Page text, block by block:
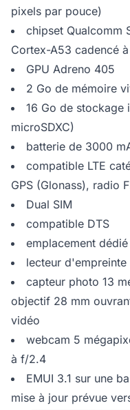
pixels par pouce)
chipset Qualcomm
Cortex-A53 cadencé à
GPU Adreno 405
2 Go de mémoire
16 Go de stockage
microSDXC)
batterie de 3000
compatible LTE
GPS (Glonass), radio
Dual SIM
compatible DTS
emplacement
lecteur
capteur photo 13
objectif 28 mm
vidéo
webcam 5
à f/2.4
EMUI 3.1 sur une
mise à jour prévue